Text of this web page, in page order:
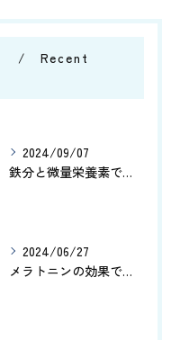
Recent
2024/09/07
鉄分と微量栄養素で健康管理
2024/06/27
メラトニンの効果で、よく眠れてホルモン分泌もアップ！カルシウムとアミノ酸で健康脳を維持しよう